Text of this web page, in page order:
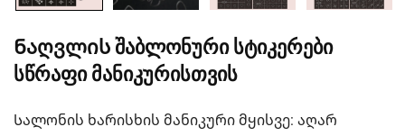
Ნაღვლის Შაბლონური Სტიკერები
Სწრაფი Მანიკურისთვის
Სალონის ხარისხის მანიკური მყისვე: აღარ